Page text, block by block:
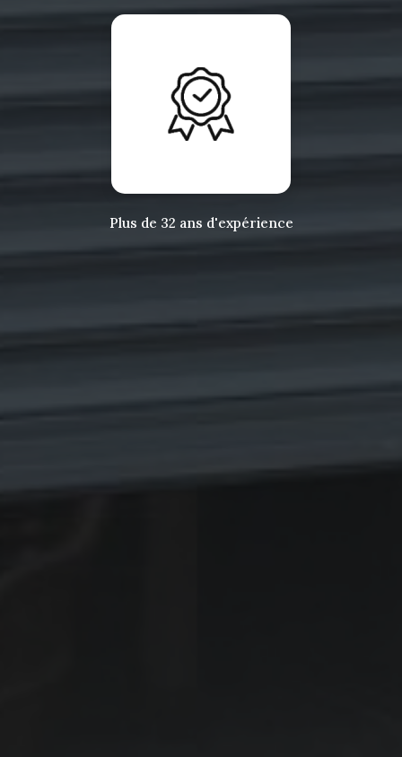
Plus de 32 ans d'expérience